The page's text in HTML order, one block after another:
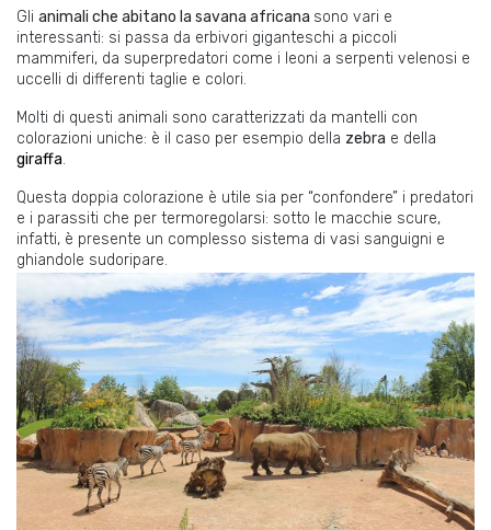
Gli animali che abitano la savana africana sono vari e
interessanti: si passa da erbivori giganteschi a piccoli
mammiferi, da superpredatori come i leoni a serpenti velenosi e
uccelli di differenti taglie e colori.
Molti di questi animali sono caratterizzati da mantelli con
colorazioni uniche: è il caso per esempio della zebra e della
giraffa.
Questa doppia colorazione è utile sia per “confondere” i predatori
e i parassiti che per termoregolarsi: sotto le macchie scure,
infatti, è presente un complesso sistema di vasi sanguigni e
ghiandole sudoripare.